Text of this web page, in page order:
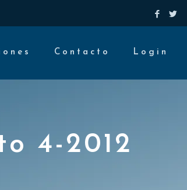
Contacto Login
4-2012